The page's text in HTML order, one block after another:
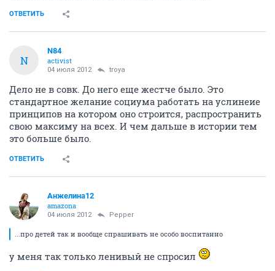
ОТВЕТИТЬ
N
N84
activist
04 июля 2012 troya
Дело не в совк. До него еще жестче было. Это
стандартное желание социума работать на услинеие
принципов на котором оно строится, распространить
свою максиму на всех. И чем дальше в истории тем
это больше было.
ОТВЕТИТЬ
Анжелина12
amazona
04 июля 2012 Pepper
...про детей так и вообще спрашивать не особо воспитанно
у меня так только ленивый не спросил